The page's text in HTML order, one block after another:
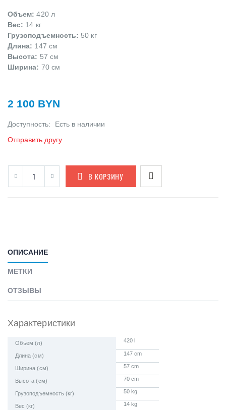
Объем: 420 л
Вес: 14 кг
Грузоподъемность: 50 кг
Длина: 147 см
Высота: 57 см
Ширина: 70 см
2 100 BYN
Доступность:
Есть в наличии
Отправить другу
В КОРЗИНУ
ОПИСАНИЕ
МЕТКИ
ОТЗЫВЫ
Характеристики
Объем (л) 420 l
Длина (см) 147 cm
Ширина (см) 57 cm
Высота (см) 70 cm
Грузоподъемность (кг) 50 kg
Вес (кг) 14 kg